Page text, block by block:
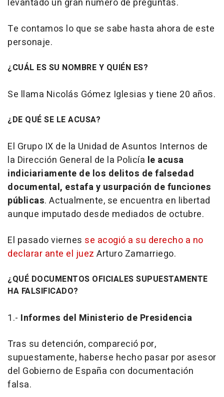
levantado un gran número de preguntas.
Te contamos lo que se sabe hasta ahora de este
personaje.
¿CUÁL ES SU NOMBRE Y QUIÉN ES?
Se llama Nicolás Gómez Iglesias y tiene 20 años.
¿DE QUÉ SE LE ACUSA?
El Grupo IX de la Unidad de Asuntos Internos de
la Dirección General de la Policía le acusa
indiciariamente de los delitos de falsedad
documental, estafa y usurpación de funciones
públicas. Actualmente, se encuentra en libertad
aunque imputado desde mediados de octubre.
El pasado viernes se acogió a su derecho a no
declarar ante el juez Arturo Zamarriego.
¿QUÉ DOCUMENTOS OFICIALES SUPUESTAMENTE
HA FALSIFICADO?
1.- Informes del Ministerio de Presidencia
Tras su detención, compareció por,
supuestamente, haberse hecho pasar por asesor
del Gobierno de España con documentación
falsa.